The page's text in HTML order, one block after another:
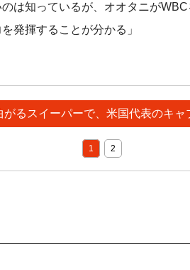
は知っているが、オオタニが
発揮することが分かる」
るスイーパーで、米国代表のキャ
1 2